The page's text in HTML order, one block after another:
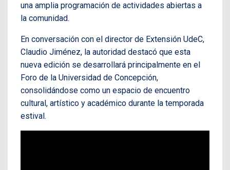
una amplia programación de actividades abiertas a
la comunidad.
En conversación con el director de Extensión UdeC,
Claudio Jiménez, la autoridad destacó que esta
nueva edición se desarrollará principalmente en el
Foro de la Universidad de Concepción,
consolidándose como un espacio de encuentro
cultural, artístico y académico durante la temporada
estival.